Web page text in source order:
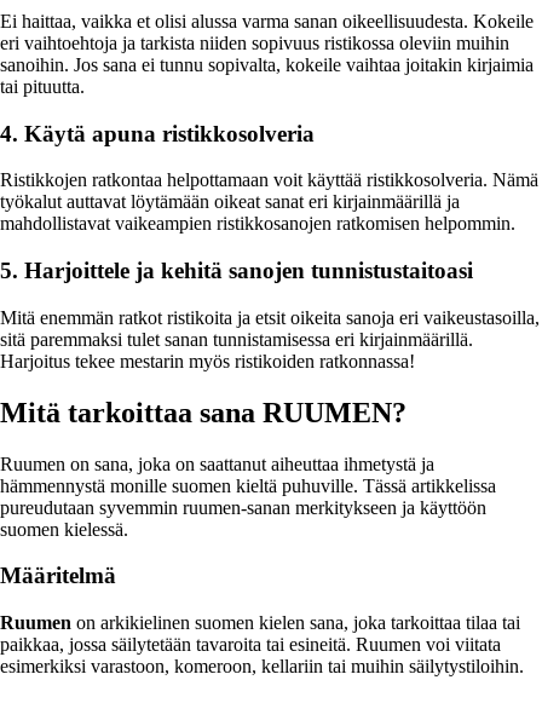
Ei haittaa, vaikka et olisi alussa varma sanan oikeellisuudesta. Kokeile
eri vaihtoehtoja ja tarkista niiden sopivuus ristikossa oleviin muihin
sanoihin. Jos sana ei tunnu sopivalta, kokeile vaihtaa joitakin kirjaimia
tai pituutta.
4. Käytä apuna ristikkosolveria
Ristikkojen ratkontaa helpottamaan voit käyttää ristikkosolveria. Nämä
työkalut auttavat löytämään oikeat sanat eri kirjainmäärillä ja
mahdollistavat vaikeampien ristikkosanojen ratkomisen helpommin.
5. Harjoittele ja kehitä sanojen tunnistustaitoasi
Mitä enemmän ratkot ristikoita ja etsit oikeita sanoja eri vaikeustasoilla,
sitä paremmaksi tulet sanan tunnistamisessa eri kirjainmäärillä.
Harjoitus tekee mestarin myös ristikoiden ratkonnassa!
Mitä tarkoittaa sana RUUMEN?
Ruumen on sana, joka on saattanut aiheuttaa ihmetystä ja
hämmennystä monille suomen kieltä puhuville. Tässä artikkelissa
pureudutaan syvemmin ruumen-sanan merkitykseen ja käyttöön
suomen kielessä.
Määritelmä
Ruumen on arkikielinen suomen kielen sana, joka tarkoittaa tilaa tai
paikkaa, jossa säilytetään tavaroita tai esineitä. Ruumen voi viitata
esimerkiksi varastoon, komeroon, kellariin tai muihin säilytystiloihin.